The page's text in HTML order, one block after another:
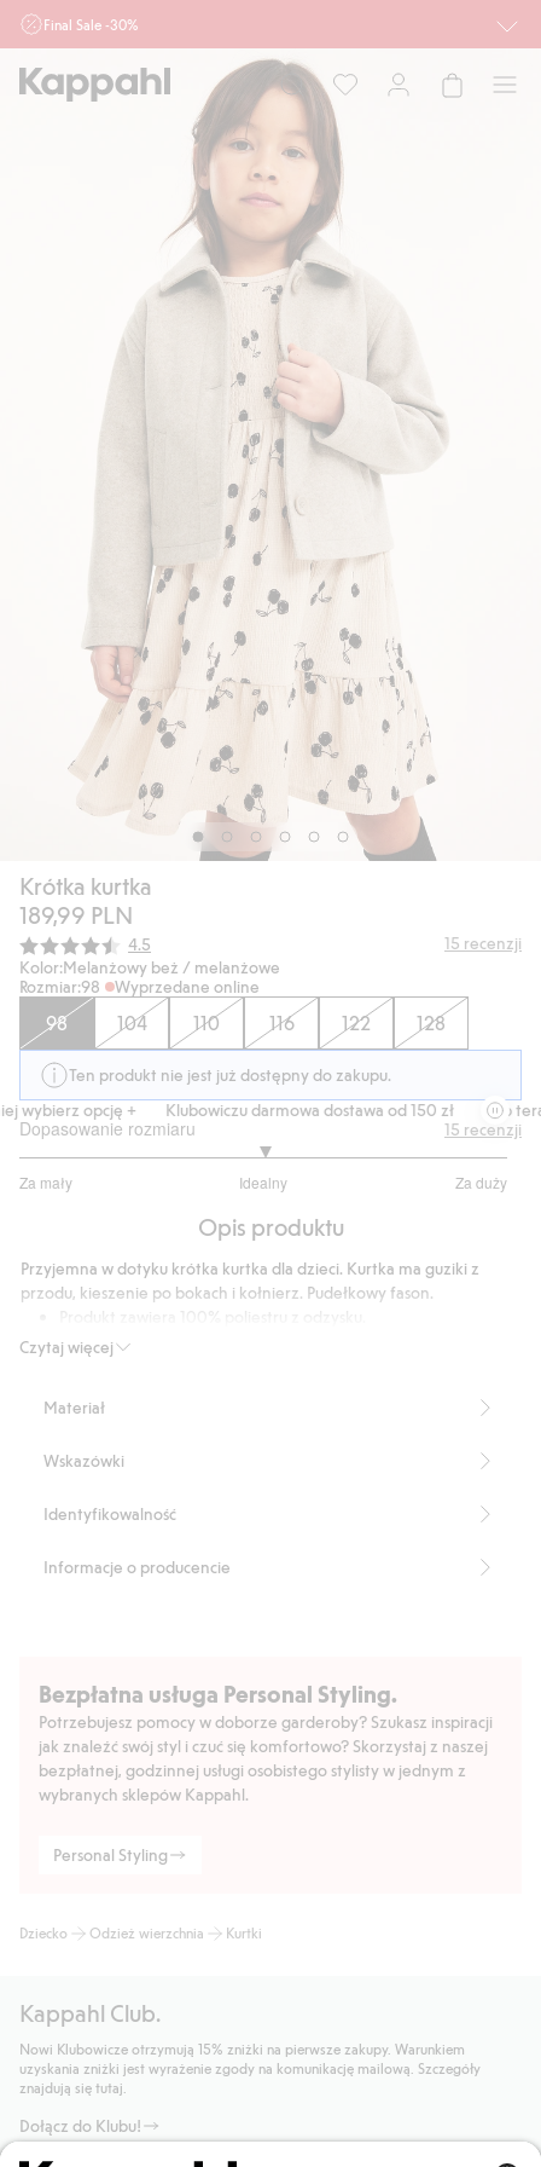
Final Sale -30%
Ważne przy zakupie min. 2 sztuk produktów włączonych w ofertę, również z
działu outlet do 10.8 w sklepach Kappahl i Newbie oraz na kappahl.com. Ofert
nie łączymy
Mężczyzna Dziecko
Krótka kurtka
189,99 PLN
Średnia ocena:
4.5 15 recenzji
Kolor:Melanżowy beż / melanżowe
Rozmiar:98 Wyprzedane online
98 104 110 116 122 128
Ten produkt nie jest już dostępny do zakupu.
wybierz opcję +
Klubowiczu darmowa dostawa od 150 zł Kup
Dopasowanie rozmiaru
Za mały Idealny Za duży
na
13
głosów
15 recenzji
Opis produktu
Czytaj więcej
Przyjemna w dotyku krótka kurtka dla dzieci. Kurtka ma guziki z
przodu, kieszenie po bokach i kołnierz. Pudełkowy fason.
Numer artykułu
Materiał
Wskazówki
Identyfikowalność
Informacje o producencie
Bezpłatna usługa Personal Styling.
Potrzebujesz pomocy w doborze garderoby? Szukasz inspiracji
jak znaleźć swój styl i czuć się komfortowo? Skorzystaj z naszej
bezpłatnej, godzinnej usługi osobistego stylisty w jednym z
wybranych sklepów Kappahl.
Personal Styling
Dziecko Odzież wierzchnia Kurtki
Kappahl Club.
Nowi Klubowicze otrzymują 15% zniżki na pierwsze zakupy. Warunkiem
uzyskania zniżki jest wyrażenie zgody na komunikację mailową. Szczegóły
znajdują się tutaj.
Dołącz do Klubu!